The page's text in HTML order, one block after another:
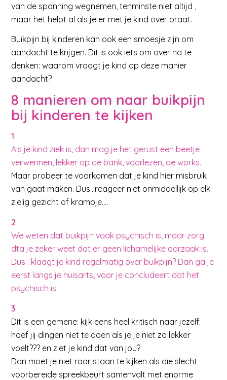
van de spanning wegnemen, tenminste niet altijd ,
maar het helpt al als je er met je kind over praat.
Buikpijn bij kinderen kan ook een smoesje zijn om
aandacht te krijgen. Dit is ook iets om over na te
denken: waarom vraagt je kind op deze manier
aandacht?
8 manieren om naar buikpijn
bij kinderen te kijken
1
Als je kind ziek is, dan mag je het gerust een beetje
verwennen, lekker op de bank, voorlezen, de works.
Maar probeer te voorkomen dat je kind hier misbruik
van gaat maken. Dus…reageer niet onmiddellijk op elk
zielig gezicht of krampje….
2
We weten dat buikpijn vaak psychisch is, maar zorg
dta je zeker weet dat er geen lichamelijke oorzaak is.
Dus : klaagt je kind regelmatig over buikpijn? Dan ga je
eerst langs je huisarts, voor je concludeert dat het
psychisch is.
3
Dit is een gemene: kijk eens heel kritisch naar jezelf:
hoef jij dingen niet te doen als je je niet zo lekker
voelt??? en ziet je kind dat van jou?
Dan moet je niet raar staan te kijken als die slecht
voorbereide spreekbeurt samenvalt met enorme